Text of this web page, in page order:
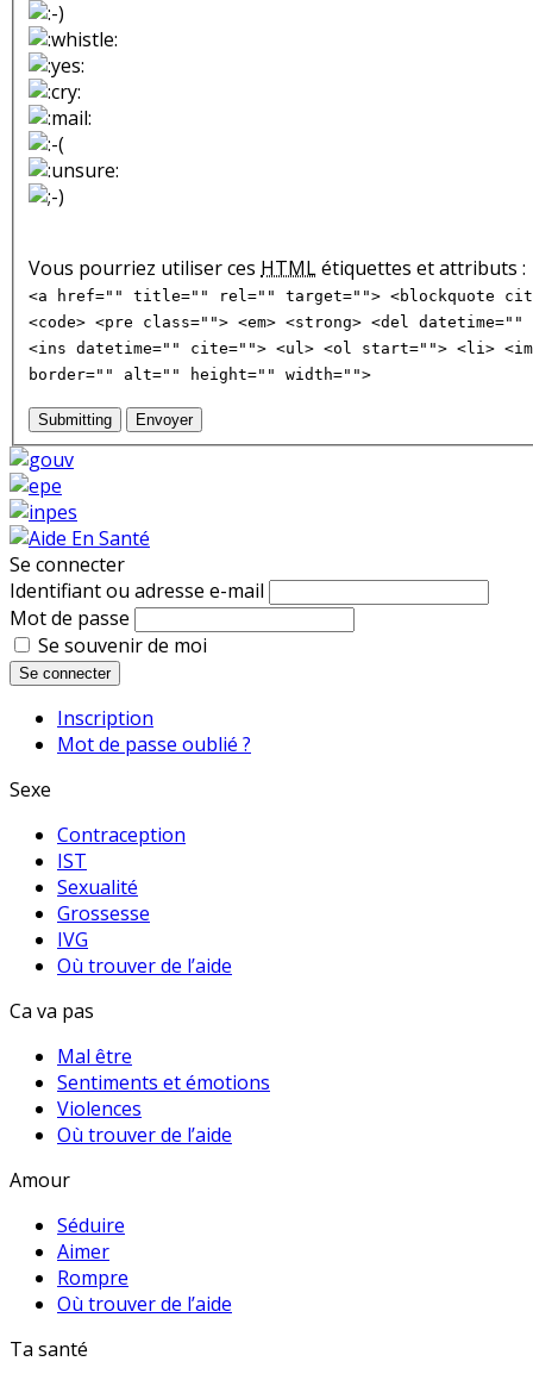
Vous pourriez utiliser ces HTMLétiquettes et attributs :
<a href="" title="" rel="" target=""> <blockquote
<code> <pre class=""> <em> <strong> <del
<ins datetime="" cite=""> <ul> <ol start=""> <li>
border="" alt="" height="" width="">
Submitting Envoyer
Se connecter
Identifiant ou adresse e-mail
Mot de passe
Se souvenir de moi
Se connecter
Inscription
Mot de passe oublié ?
Sexe
Contraception
IST
Sexualité
Grossesse
IVG
Où trouver de l’aide
Ca va pas
Mal être
Sentiments et émotions
Violences
Où trouver de l’aide
Amour
Séduire
Aimer
Rompre
Où trouver de l’aide
Ta santé